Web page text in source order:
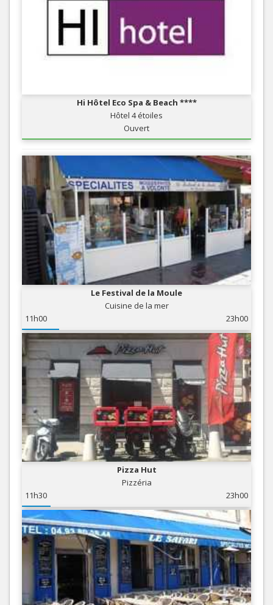
Hi Hôtel Eco Spa & Beach ****
Hôtel 4 étoiles
Ouvert
Le Festival de la Moule
Cuisine de la mer
11h00
23h00
Pizza Hut
Pizzéria
11h30
23h00